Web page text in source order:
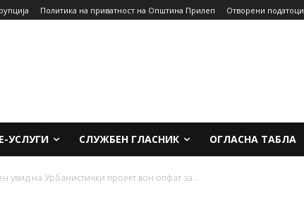
Политика на приватност на Општина Прилеп Отворени податоци
Е-УСЛУГИ СЛУЖБЕН ГЛАСНИК ОГЛАСНА ТАБЛА
увид на Урбанистички проект вон опфат за...